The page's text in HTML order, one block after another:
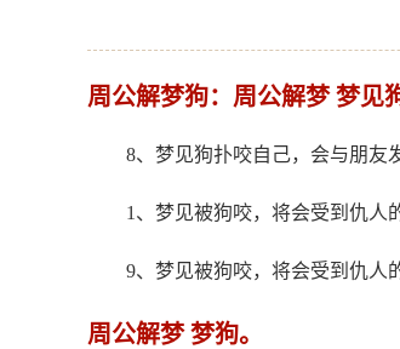
周公解梦狗：周公解梦 梦见
8、梦见狗扑咬自己，会与朋友
1、梦见被狗咬，将会受到仇人
9、梦见被狗咬，将会受到仇人
周公解梦 梦狗。